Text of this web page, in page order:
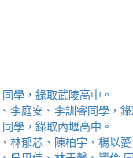
學，錄取武陵高中。
李庭安、李訓睿同學，
學，錄取內壢高中。
林郁芯、陳柏宇、楊以